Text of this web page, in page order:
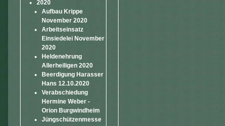
2020
Aufbau Krippe
November 2020
Arbeitseinsatz
Einsiedelei November
2020
Heldenehrung
Allerheiligen 2020
Beerdigung Harasser
Hans 12.10.2020
Verabschiedung
Hermine Weber -
Orion Burgwindheim
Jüngschützenmesse